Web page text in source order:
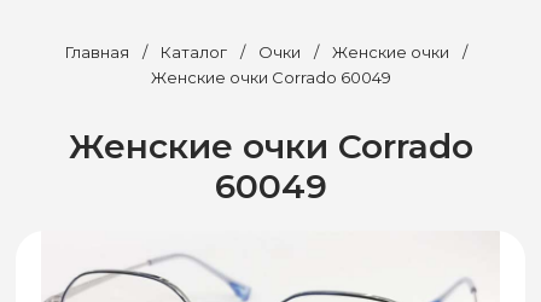
Главная / Каталог / Очки / Женские очки
/
Женские очки Corrado 60049
Женские очки Corrado
60049